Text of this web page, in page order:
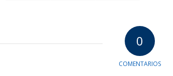
0
COMENTARIOS